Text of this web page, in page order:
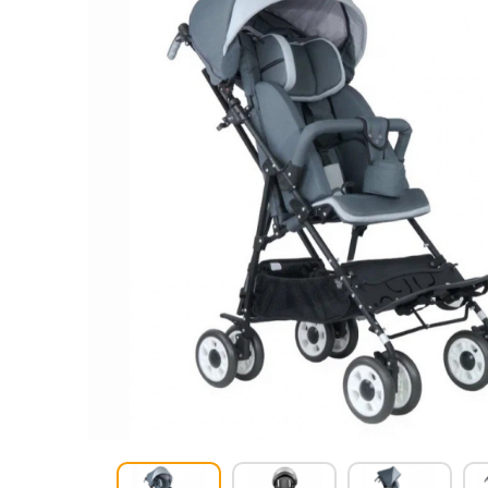
Респираторное оборудование
Подъёмники для инвалидов